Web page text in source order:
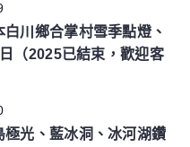
白川鄉合掌村雪季點燈、
（2025已結束，歡迎客
極光、藍冰洞、冰河湖鑽